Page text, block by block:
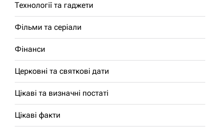
Технології та гаджети
Фільми та серіали
Фінанси
Церковні та святкові дати
Цікаві та визначні постаті
Цікаві факти